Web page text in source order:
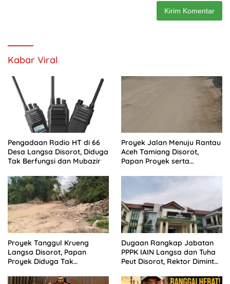
Kabar Viral
Pengadaan Radio HT di 66
Desa Langsa Disorot, Diduga
Tak Berfungsi dan Mubazir
Proyek Jalan Menuju Rantau
Aceh Tamiang Disorot,
Papan Proyek serta
Proyek Tanggul Krueng
Langsa Disorot, Papan
Proyek Diduga Tak
Proyek
Dugaan Rangkap Jabatan
PPPK IAIN Langsa dan Tuha
Peut Disorot, Rektor Diminta